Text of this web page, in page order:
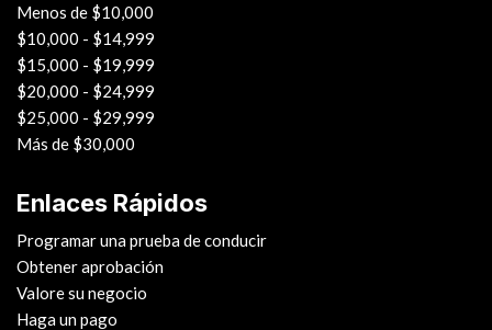
Menos de $10,000
$10,000 - $14,999
$15,000 - $19,999
$20,000 - $24,999
$25,000 - $29,999
Más de $30,000
Enlaces Rápidos
Programar una prueba de conducir
Obtener aprobación
Valore su negocio
Haga un pago